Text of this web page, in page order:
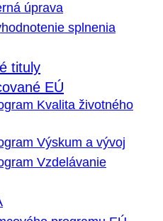
úprava
splnenia
tituly
EÚ
Kvalita životného
Výskum a vývoj
Vzdelávanie